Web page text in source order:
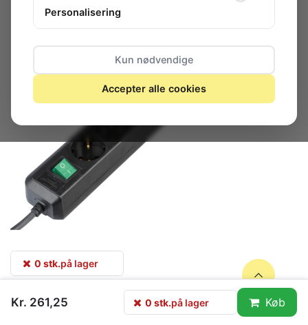
0 stk.på lager
Forlængerledning med afbryder, 10-vejs, 3
Kr. 261,25 0 stk.på lager Køb
Personalisering
Kun nødvendige
Accepter alle cookies